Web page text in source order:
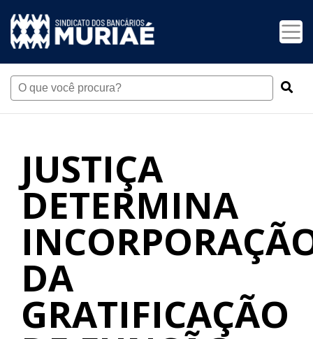
JUSTIÇA
DETERMINA
DA
GRATIFICAÇÃO